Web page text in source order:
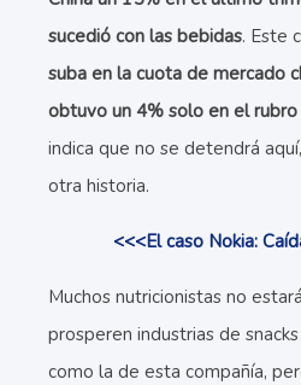
sucedió con las bebidas. Este
suba en la cuota de mercado
obtuvo un 4% solo en el rubro
indica que no se detendrá
otra historia.
<<<El caso Nokia:
Muchos nutricionistas no
prosperen industrias de
como la de esta compañía,